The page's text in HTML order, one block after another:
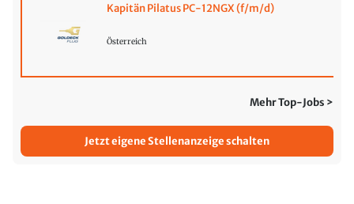
Kapitän Pilatus PC-12NGX (f/m/d)
Österreich
Mehr Top-Jobs >
Jetzt eigene Stellenanzeige schalten